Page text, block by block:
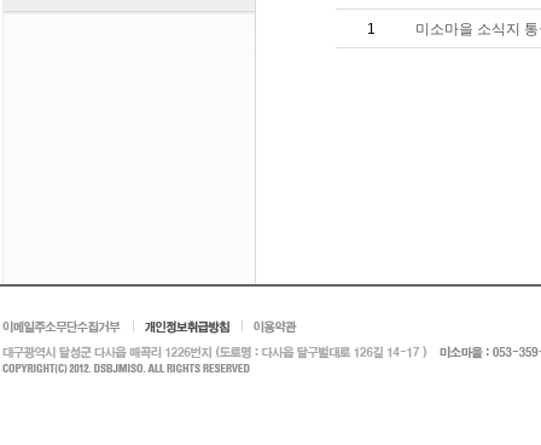
1 미소마을 소식지